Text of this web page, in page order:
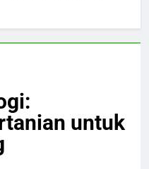
untuk